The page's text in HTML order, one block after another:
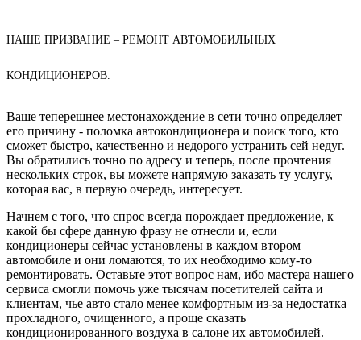
НАШЕ ПРИЗВАНИЕ – РЕМОНТ АВТОМОБИЛЬНЫХ
КОНДИЦИОНЕРОВ.
Ваше теперешнее местонахождение в сети точно определяет
его причину - поломка автокондиционера и поиск того, кто
сможет быстро, качественно и недорого устранить сей недуг.
Вы обратились точно по адресу и теперь, после прочтения
нескольких строк, вы можете напрямую заказать ту услугу,
которая вас, в первую очередь, интересует.
Начнем с того, что спрос всегда порождает предложение, к
какой бы сфере данную фразу не отнесли и, если
кондиционеры сейчас установлены в каждом втором
автомобиле и они ломаются, то их необходимо кому-то
ремонтировать. Оставьте этот вопрос нам, ибо мастера нашего
сервиса смогли помочь уже тысячам посетителей сайта и
клиентам, чье авто стало менее комфортным из-за недостатка
прохладного, очищенного, а проще сказать
кондиционированного воздуха в салоне их автомобилей.